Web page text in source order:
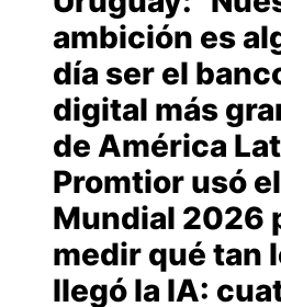
ambición es
día ser el
digital más
de América
Promtior usó el
Mundial 2026
medir qué tan
llegó la IA: